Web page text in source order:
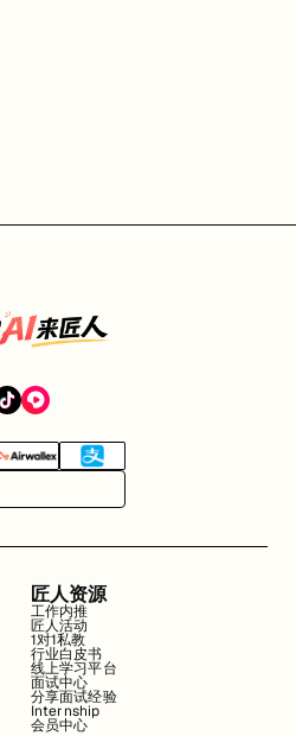
匠人资源
工作内推
匠人活动
1对1私教
行业白皮书
线上学习平台
面试中心
分享面试经验
Internship
会员中心